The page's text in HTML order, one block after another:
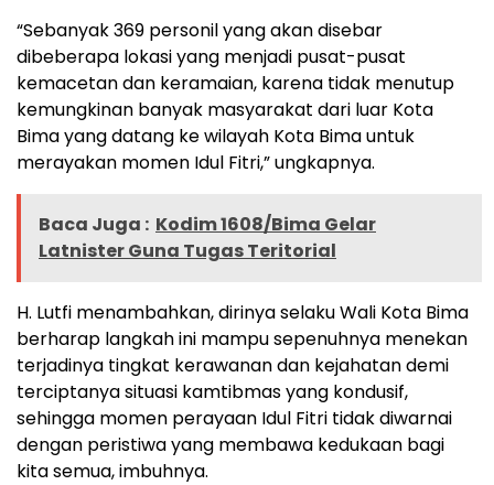
“Sebanyak 369 personil yang akan disebar
dibeberapa lokasi yang menjadi pusat-pusat
kemacetan dan keramaian, karena tidak menutup
kemungkinan banyak masyarakat dari luar Kota
Bima yang datang ke wilayah Kota Bima untuk
merayakan momen Idul Fitri,” ungkapnya.
Baca Juga : Kodim 1608/Bima Gelar
Latnister Guna Tugas Teritorial
H. Lutfi menambahkan, dirinya selaku Wali Kota Bima
berharap langkah ini mampu sepenuhnya menekan
terjadinya tingkat kerawanan dan kejahatan demi
terciptanya situasi kamtibmas yang kondusif,
sehingga momen perayaan Idul Fitri tidak diwarnai
dengan peristiwa yang membawa kedukaan bagi
kita semua, imbuhnya.